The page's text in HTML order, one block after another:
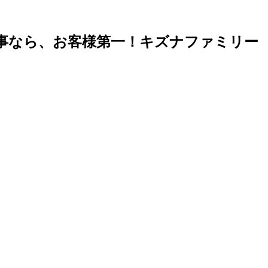
なら、お客様第一！キズナファミリー